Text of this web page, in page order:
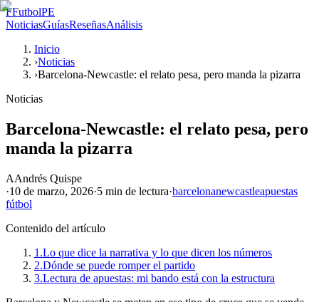
FFutbolPE
NoticiasGuíasReseñasAnálisis
Inicio
›Noticias
›Barcelona-Newcastle: el relato pesa, pero manda la pizarra
Noticias
Barcelona-Newcastle: el relato pesa, pero
manda la pizarra
AAndrés Quispe
·10 de marzo, 2026·5 min de lectura·barcelonanewcastleapuestas
fútbol
Contenido del artículo
1.Lo que dice la narrativa y lo que dicen los números
2.Dónde se puede romper el partido
3.Lectura de apuestas: mi bando está con la estructura